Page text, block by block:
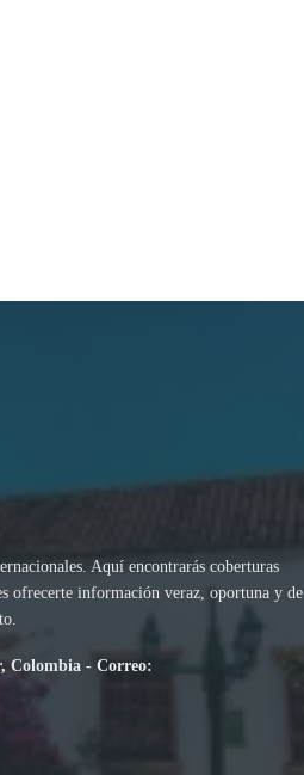
Aquí encontrarás coberturas
ofrecerte información veraz, oportuna y de
Colombia - Correo: